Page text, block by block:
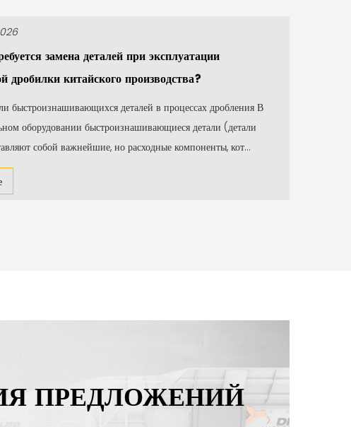
замена деталей при эксплуатации
дробилки китайского производства?
быстроизнашивающихся деталей в процессах дробления В
оборудовании быстроизнашивающиеся детали (детали
собой важнейшие, но расходные компоненты, кот...
ПРЕДЛОЖЕНИЙ